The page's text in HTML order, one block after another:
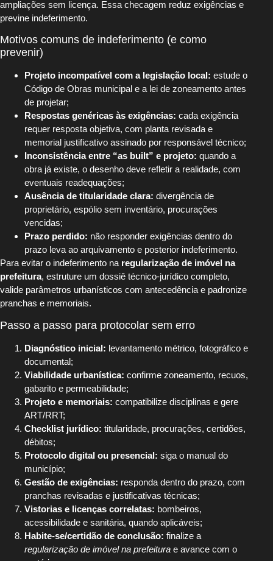
ampliações sem licença. Essa checagem reduz exigências e
previne indeferimento.
Motivos comuns de indeferimento (e como
prevenir)
Projeto incompatível com a legislação local: estude o
Código de Obras municipal e a lei de zoneamento antes
de projetar;
Respostas genéricas às exigências: cada exigência
requer resposta objetiva, com planta revisada e
memorial justificativo assinado por responsável técnico;
Inconsistência entre “as built” e projeto: quando a
obra já existe, o desenho deve refletir a realidade, com
eventuais readequações;
Ausência de titularidade clara: divergência de
proprietário, espólio sem inventário, procurações
vencidas;
Prazo perdido: não responder exigências dentro do
prazo leva ao arquivamento e posterior indeferimento.
Para evitar o indeferimento na regularização de imóvel na
prefeitura, estruture um dossiê técnico-jurídico completo,
valide parâmetros urbanísticos com antecedência e padronize
pranchas e memoriais.
Passo a passo para protocolar sem erro
Diagnóstico inicial: levantamento métrico, fotográfico e
documental;
Viabilidade urbanística: confirme zoneamento, recuos,
gabarito e permeabilidade;
Projeto e memoriais: compatibilize disciplinas e gere
ART/RRT;
Checklist jurídico: titularidade, procurações, certidões,
débitos;
Protocolo digital ou presencial: siga o manual do
município;
Gestão de exigências: responda dentro do prazo, com
pranchas revisadas e justificativas técnicas;
Vistorias e licenças correlatas: bombeiros,
acessibilidade e sanitária, quando aplicáveis;
Habite-se/certidão de conclusão: finalize a
regularização de imóvel na prefeitura e avance com o